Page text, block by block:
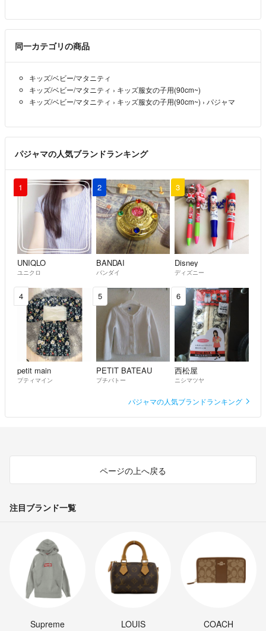
同一カテゴリの商品
キッズ/ベビー/マタニティ
キッズ/ベビー/マタニティ › キッズ服女の子用(90cm~)
キッズ/ベビー/マタニティ › キッズ服女の子用(90cm~) › パジャマ
パジャマの人気ブランドランキング
1
UNIQLO
ユニクロ
2
BANDAI
バンダイ
3
Disney
ディズニー
4
petit main
プティマイン
5
PETIT BATEAU
プチバトー
6
西松屋
ニシマツヤ
パジャマの人気ブランドランキング
ページの上へ戻る
注目ブランド一覧
Supreme
LOUIS
COACH